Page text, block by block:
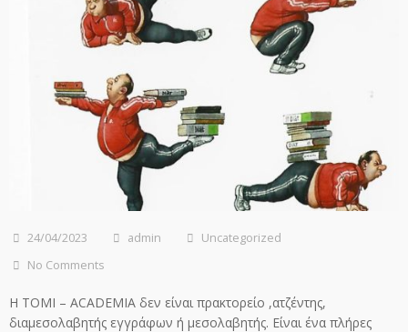
24/04/2023 admin
Uncategorized
No Comments
Η TOMI – ACADEMIA δεν είναι πρακτορείο ,ατζέντης,
διαμεσολαβητής εγγράφων ή μεσολαβητής. Είναι ένα πλήρες